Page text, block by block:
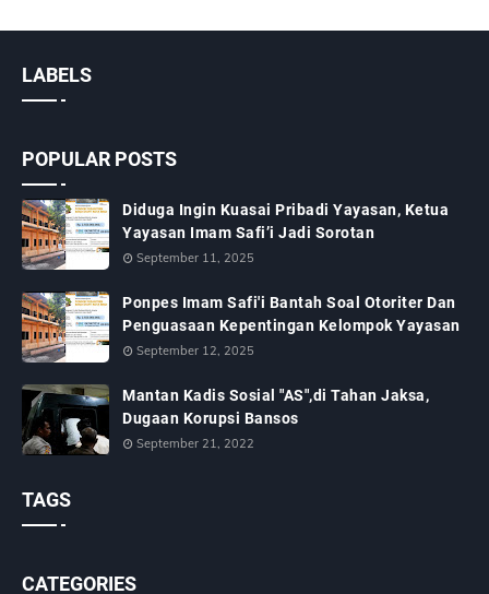
LABELS
POPULAR POSTS
Diduga Ingin Kuasai Pribadi Yayasan, Ketua
Yayasan Imam Safi’i Jadi Sorotan
September 11, 2025
Ponpes Imam Safi'i Bantah Soal Otoriter Dan
Penguasaan Kepentingan Kelompok Yayasan
September 12, 2025
Mantan Kadis Sosial "AS",di Tahan Jaksa,
Dugaan Korupsi Bansos
September 21, 2022
TAGS
CATEGORIES